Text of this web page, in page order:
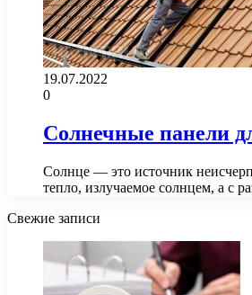
19.07.2022
0
Солнечные панели
Солнце — это источник
тепло, излучаемое солнцем, а с
Свежие записи